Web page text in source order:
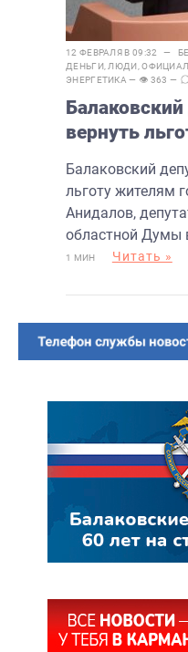
12 ФЕВРАЛЯ В 09:32 —
ДЕНЬГИ, ЛЮДИ ,
ЭНЕРГЕТИКА — 👁 363 —
вернуть
Балаковский
льготу жителям
Анидалов,
областной Думы
1 МИН Читать »